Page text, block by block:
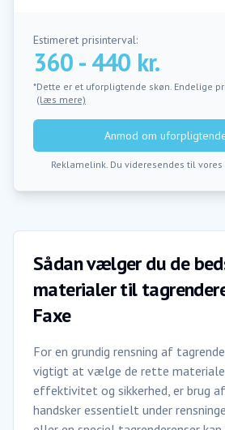
Estimeret prisinterval:
360 - 440 kr.
*Dette er et uforpligtende skøn. Endelige
(læs mere)
Anmod om
Reklamelink. Du videresendes til
Sådan vælger du de
materialer til
Faxe
For en grundig rensning af
vigtigt at vælge de rette
effektivitet og sikkerhed, er brug
handsker essentielt under